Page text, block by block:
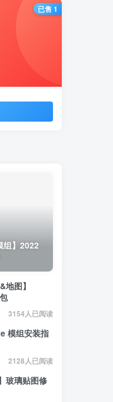
已售 1
组】2022
地图】
3154人已阅读
模组安装指
2128人已阅读
玻璃贴图修